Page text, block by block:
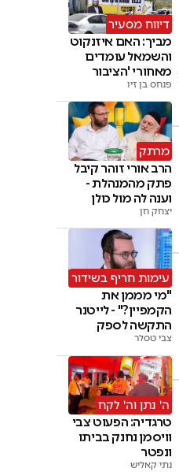
דיווח מסעיר
מביך: האם איזנקוט
והשמאל עומדים
מאחורי 'הציבור
החרדי'
פנחס בן זיו
מרתק
הרב אורי זוהר קיבל
פתק מהמנהלת -
וענה לה מול כולן
יצחק חן
עימות חריף בשידור
"מי מממן את
הקמפיין?" - לייטנר
התקשה לספק
תשובות
צבי טסלר
ה' נתן וה' לקח
טרגדיה: הפעוט צבי
וויסמן נחנק בביתו
ונפטר
נתי קאליש